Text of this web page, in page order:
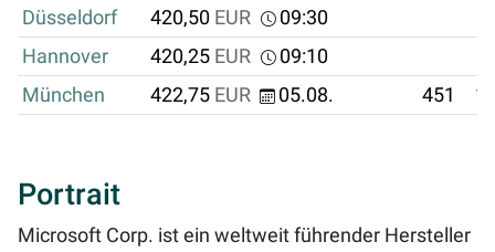
Düsseldorf
420,50 EUR
09:30
Hannover
420,25 EUR
09:10
München
422,75 EUR 05.08. 451
Portrait
Microsoft Corp. ist ein weltweit führender Hersteller